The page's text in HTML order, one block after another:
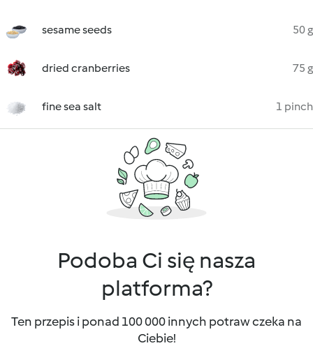
sesame seeds 50 g
dried cranberries 75 g
fine sea salt 1 pinch
Podoba Ci się nasza
platforma?
Ten przepis i ponad 100 000 innych potraw czeka na
Ciebie!